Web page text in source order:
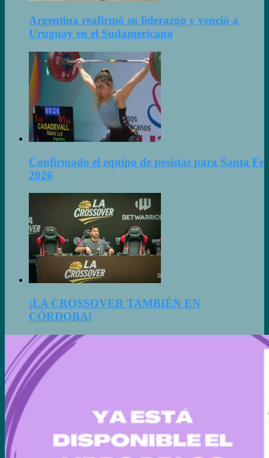
Argentina reafirmó su liderazgo y venció a
Uruguay en el Sudamericano
Confirmado el equipo de pesistas para Santa Fe
2026
¡LA CROSSOVER TAMBIÉN EN
CÓRDOBA!